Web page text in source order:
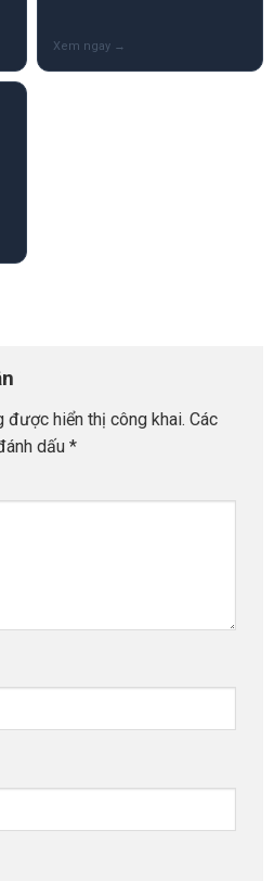
được hiển thị công khai. Các
dấu *